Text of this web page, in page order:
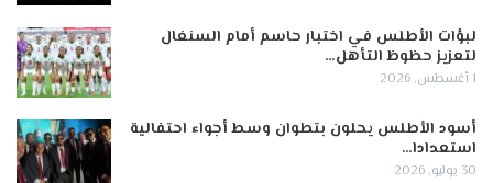
لبؤات الأطلس في اختبار حاسم أمام السنغال
لتعزيز حظوظ التأهل…
1 أغسطس, 2026
أسود الأطلس يحلون بتطوان وسط أجواء احتفالية
استعدادا…
30 يوليو, 2026